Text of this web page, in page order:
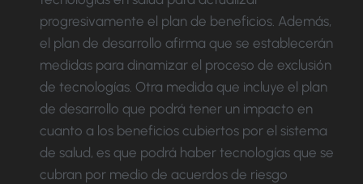
progresivamente el plan de beneficios. Además,
el plan de desarrollo afirma que se establecerán
medidas para dinamizar el proceso de exclusión
de tecnologías. Otra medida que incluye el plan
de desarrollo que podrá tener un impacto en
cuanto a los beneficios cubiertos por el sistema
de salud, es que podrá haber tecnologías que se
cubran por medio de acuerdos de riesgo